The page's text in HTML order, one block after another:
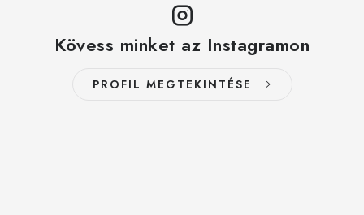
Kövess minket az Instagramon
PROFIL MEGTEKINTÉSE